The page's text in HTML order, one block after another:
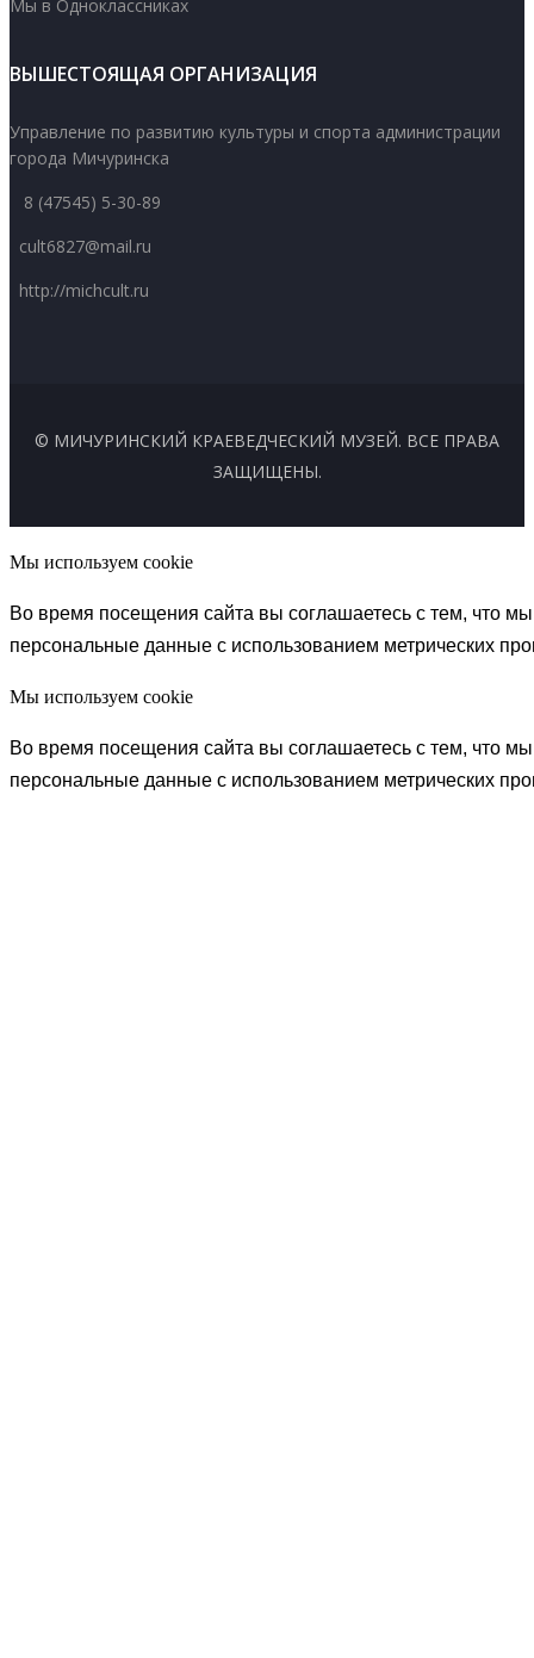
Мы в Одноклассниках
ВЫШЕСТОЯЩАЯ ОРГАНИЗАЦИЯ
Управление по развитию культуры и спорта администрации
города Мичуринска
8 (47545) 5-30-89
cult6827@mail.ru
http://michcult.ru
© МИЧУРИНСКИЙ КРАЕВЕДЧЕСКИЙ МУЗЕЙ. ВСЕ ПРАВА
ЗАЩИЩЕНЫ.
Мы используем cookie
Во время посещения сайта вы соглашаетесь с тем, что
персональные данные с использованием метрических
Мы используем cookie
Во время посещения сайта вы соглашаетесь с тем, что
персональные данные с использованием метрических